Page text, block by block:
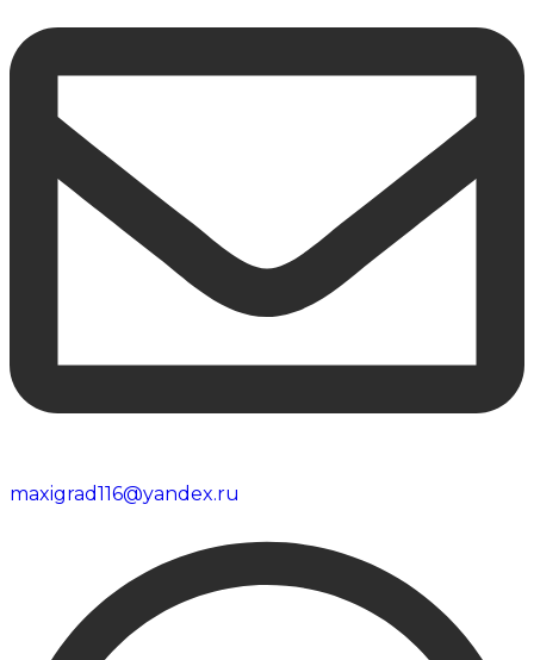
maxigrad116@yandex.ru